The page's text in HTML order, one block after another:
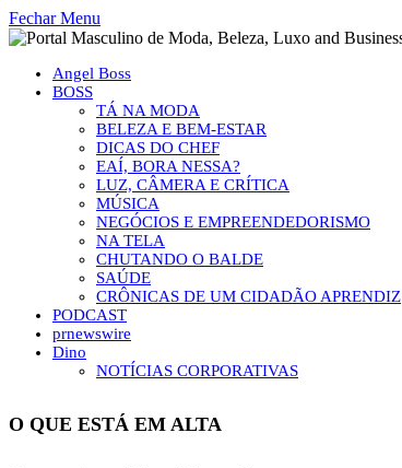
Fechar Menu
Angel Boss
BOSS
TÁ NA MODA
BELEZA E BEM-ESTAR
DICAS DO CHEF
EAÍ, BORA NESSA?
LUZ, CÂMERA E CRÍTICA
MÚSICA
NEGÓCIOS E EMPREENDEDORISMO
NA TELA
CHUTANDO O BALDE
SAÚDE
CRÔNICAS DE UM CIDADÃO APRENDIZ
PODCAST
prnewswire
Dino
NOTÍCIAS CORPORATIVAS
O QUE ESTÁ EM ALTA